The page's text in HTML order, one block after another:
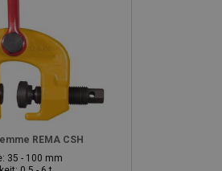
REMA CSH
35 - 100 mm